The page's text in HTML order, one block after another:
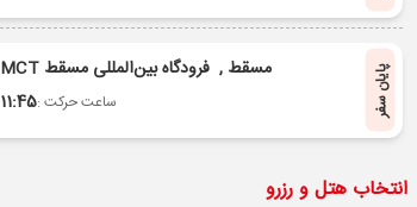
پایان سفر مسقط , فرودگاه بین‌المللی مسقط MCT
ساعت حرکت :11:45
انتخاب هتل و رزرو